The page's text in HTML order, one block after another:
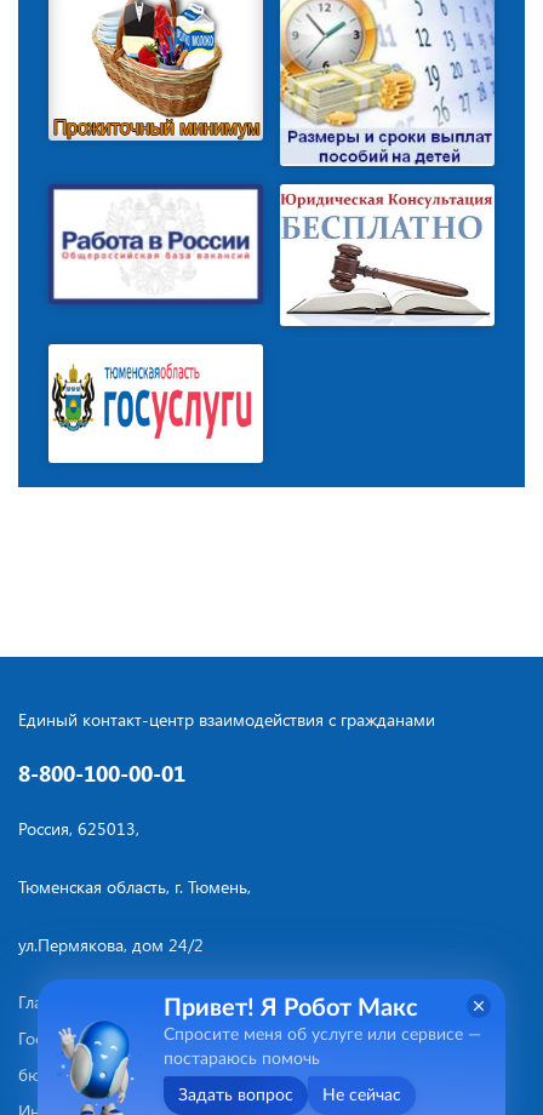
Единый контакт-центр взаимодействия с гражданами
8-800-100-00-01
Россия, 625013,
Тюменская область, г. Тюмень,
ул.Пермякова, дом 24/2
Главная
Услуги
Государственное юридическое
бюро
Отчеты
Привет! Я Робот Макс
Спросите меня об услуге или сервисе —
постараюсь помочь
Задать вопрос Не сейчас